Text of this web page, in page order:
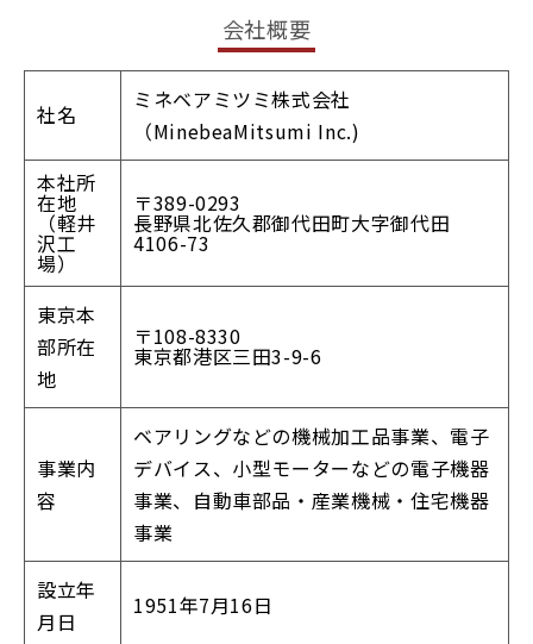
会社概要
社名
ミネベアミツミ株式会社
（MinebeaMitsumi Inc.)
本社所
在地
（軽井
沢工
場）
〒389-0293
長野県北佐久郡御代田町大字御代田
4106-73
東京本
部所在
地
〒108-8330
東京都港区三田3-9-6
事業内
容
ベアリングなどの機械加工品事業、電子
デバイス、小型モーターなどの電子機器
事業、自動車部品・産業機械・住宅機器
事業
設立年
月日
1951年7月16日